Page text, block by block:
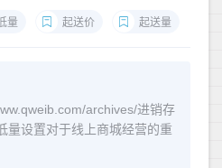
量 起送价 起送量
archives/进销存
量设置对于线上商城经营的重